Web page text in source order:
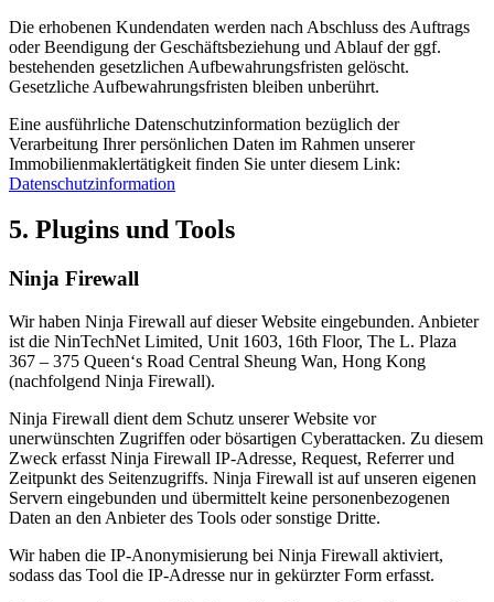
Die erhobenen Kundendaten werden nach Abschluss des Auftrags
oder Beendigung der Geschäftsbeziehung und Ablauf der ggf.
bestehenden gesetzlichen Aufbewahrungsfristen gelöscht.
Gesetzliche Aufbewahrungsfristen bleiben unberührt.
Eine ausführliche Datenschutzinformation bezüglich der
Verarbeitung Ihrer persönlichen Daten im Rahmen unserer
Immobilienmaklertätigkeit finden Sie unter diesem Link:
Datenschutzinformation
5. Plugins und Tools
Ninja Firewall
Wir haben Ninja Firewall auf dieser Website eingebunden. Anbieter
ist die NinTechNet Limited, Unit 1603, 16th Floor, The L. Plaza
367 – 375 Queen‘s Road Central Sheung Wan, Hong Kong
(nachfolgend Ninja Firewall).
Ninja Firewall dient dem Schutz unserer Website vor
unerwünschten Zugriffen oder bösartigen Cyberattacken. Zu diesem
Zweck erfasst Ninja Firewall IP-Adresse, Request, Referrer und
Zeitpunkt des Seitenzugriffs. Ninja Firewall ist auf unseren eigenen
Servern eingebunden und übermittelt keine personenbezogenen
Daten an den Anbieter des Tools oder sonstige Dritte.
Wir haben die IP-Anonymisierung bei Ninja Firewall aktiviert,
sodass das Tool die IP-Adresse nur in gekürzter Form erfasst.